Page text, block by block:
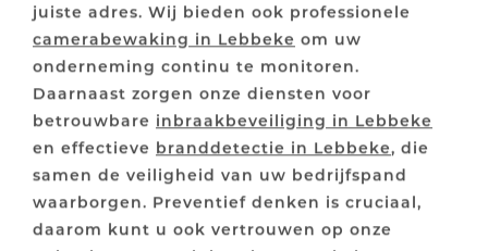
juiste adres. Wij bieden ook professionele
camerabewaking in Lebbeke om uw
onderneming continu te monitoren.
Daarnaast zorgen onze diensten voor
betrouwbare inbraakbeveiliging in Lebbeke
en effectieve branddetectie in Lebbeke, die
samen de veiligheid van uw bedrijfspand
waarborgen. Preventief denken is cruciaal,
daarom kunt u ook vertrouwen op onze